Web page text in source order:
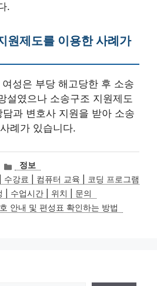
.
원제도를 이용한 사례가
성은 부당 해고당한 후 소송
설였으나 소송구조 지원제도
과 변호사 지원을 받아 소송
례가 있습니다.
카
테
고
리
정보
수강료 | 컴퓨터 교육 | 코딩 프로그램
| 수업시간 | 위치 | 문의
안내 및 편성표 확인하는 방법